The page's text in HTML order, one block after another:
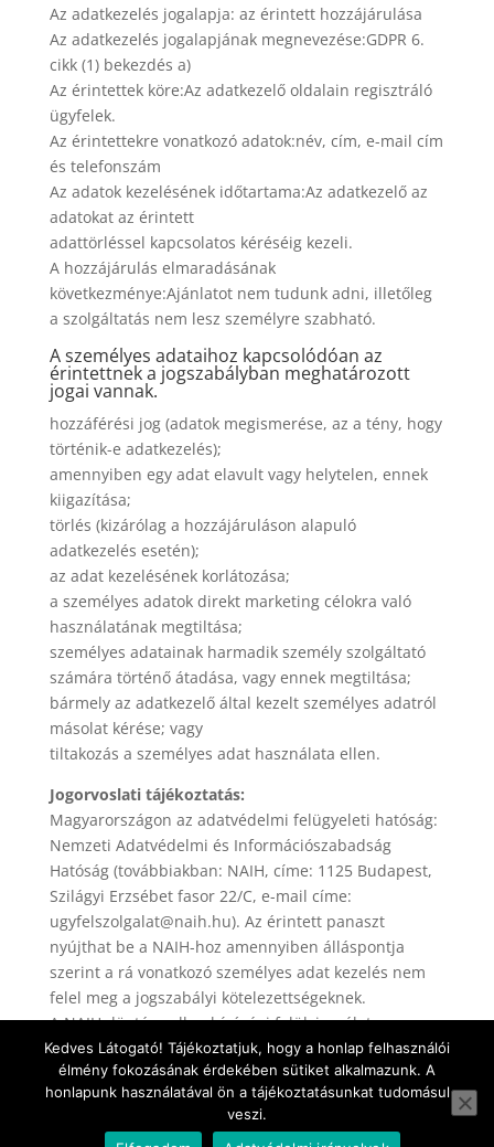
Az adatkezelés jogalapja: az érintett hozzájárulása
Az adatkezelés jogalapjának megnevezése:GDPR 6.
cikk (1) bekezdés a)
Az érintettek köre:Az adatkezelő oldalain regisztráló
ügyfelek.
Az érintettekre vonatkozó adatok:név, cím, e-mail cím
és telefonszám
Az adatok kezelésének időtartama:Az adatkezelő az
adatokat az érintett
adattörléssel kapcsolatos kéréséig kezeli.
A hozzájárulás elmaradásának
következménye:Ajánlatot nem tudunk adni, illetőleg
a szolgáltatás nem lesz személyre szabható.
A személyes adataihoz kapcsolódóan az
érintettnek a jogszabályban meghatározott
jogai vannak.
hozzáférési jog (adatok megismerése, az a tény, hogy
történik-e adatkezelés);
amennyiben egy adat elavult vagy helytelen, ennek
kiigazítása;
törlés (kizárólag a hozzájáruláson alapuló
adatkezelés esetén);
az adat kezelésének korlátozása;
a személyes adatok direkt marketing célokra való
használatának megtiltása;
személyes adatainak harmadik személy szolgáltató
számára történő átadása, vagy ennek megtiltása;
bármely az adatkezelő által kezelt személyes adatról
másolat kérése; vagy
tiltakozás a személyes adat használata ellen.
Jogorvoslati tájékoztatás:
Magyarországon az adatvédelmi felügyeleti hatóság:
Nemzeti Adatvédelmi és Információszabadság
Hatóság (továbbiakban: NAIH, címe: 1125 Budapest,
Szilágyi Erzsébet fasor 22/C, e-mail címe:
ugyfelszolgalat@naih.hu). Az érintett panaszt
nyújthat be a NAIH-hoz amennyiben álláspontja
szerint a rá vonatkozó személyes adat kezelés nem
felel meg a jogszabályi kötelezettségeknek.
A NAIH döntése ellen bírósági felülvizsgálat
kezdeményezhető.
Kelt: 2020 11.17.
Kedves Látogató! Tájékoztatjuk, hogy a honlap felhasználói
élmény fokozásának érdekében sütiket alkalmazunk. A
honlapunk használatával ön a tájékoztatásunkat tudomásul
veszi.